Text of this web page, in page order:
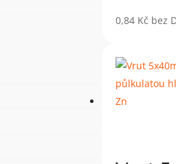
0,84 Kč bez